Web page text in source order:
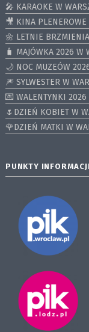
🎤 KARAOKE W
🎥 KINA
🌼 LETNIE
🧳 MAJÓWKA 2026 W
🌙 NOC MUZEÓW
🎆 SYLWESTER W
💌 WALENTYNKI 2026
🌷DZIEŃ KOBIET W
🌹DZIEŃ MATKI W
PUNKTY